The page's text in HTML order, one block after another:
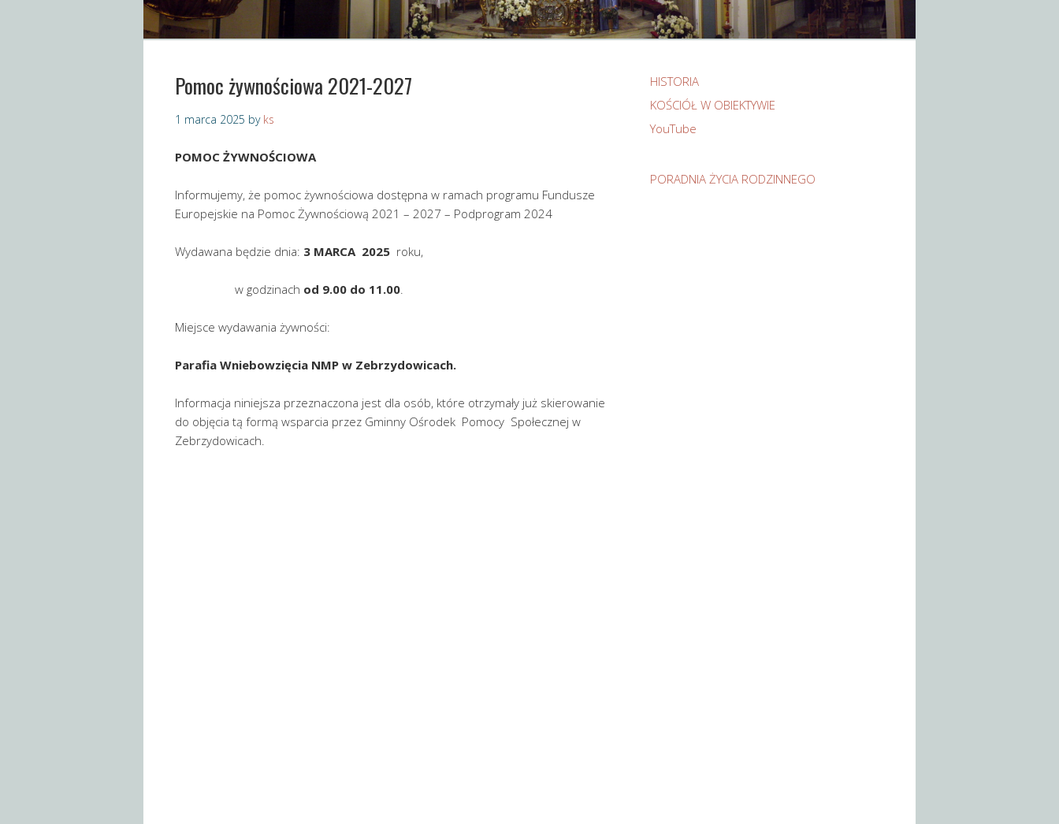
Pomoc żywnościowa 2021-2027
1 marca 2025 by ks
POMOC ŻYWNOŚCIOWA
Informujemy, że pomoc żywnościowa dostępna w ramach programu Fundusze
Europejskie na Pomoc Żywnościową 2021 – 2027 – Podprogram 2024
Wydawana będzie dnia: 3 MARCA 2025 roku,
w godzinach od 9.00 do 11.00.
Miejsce wydawania żywności:
Parafia Wniebowzięcia NMP w Zebrzydowicach.
Informacja niniejsza przeznaczona jest dla osób, które otrzymały już skierowanie
do objęcia tą formą wsparcia przez Gminny Ośrodek Pomocy Społecznej w
Zebrzydowicach.
HISTORIA
KOŚCIÓŁ W OBIEKTYWIE
YouTube
PORADNIA ŻYCIA RODZINNEGO